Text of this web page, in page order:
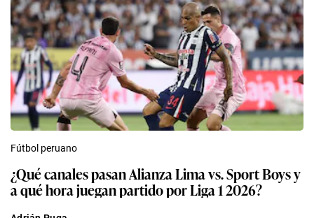
Fútbol peruano
¿Qué canales pasan Alianza Lima vs. Sport Boys y
a qué hora juegan partido por Liga 1 2026?